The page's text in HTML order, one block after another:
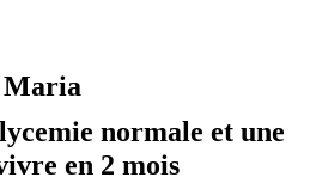
Maria
normale et une
en 2 mois